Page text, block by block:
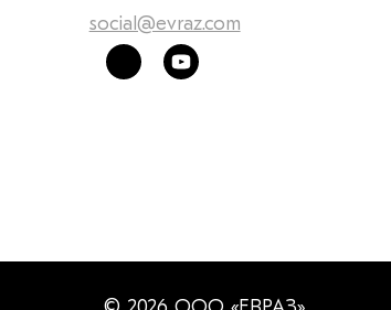
social@evraz.com